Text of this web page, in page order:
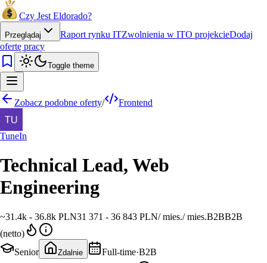
Czy Jest Eldorado?
Przeglądaj Raport rynku ITZwolnienia w ITO projekcieDodaj
ofertę pracy
Toggle theme
Zobacz podobne oferty/ Frontend
TuneIn
Technical Lead, Web
Engineering
~31.4k - 36.8k PLN31 371 - 36 843 PLN/mies./mies.B2BB2B
(netto)
Senior
Zdalnie Full-time·B2B